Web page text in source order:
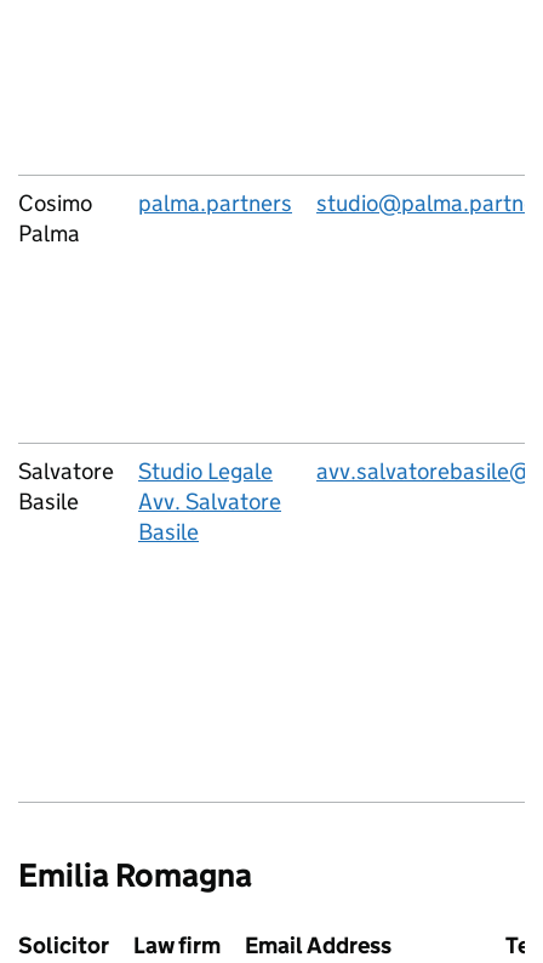
Cosimo
Palma
palma.partners
Salvatore
Basile
Studio Legale
Avv. Salvatore
Basile
Emilia Romagna
Solicitor Law firm Email Address